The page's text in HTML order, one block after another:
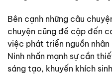
Bên cạnh những câu
chuyện cũng đề cập đến
việc phát triển nguồn
Ninh nhấn mạnh sự cần
sáng tạo, khuyến khích